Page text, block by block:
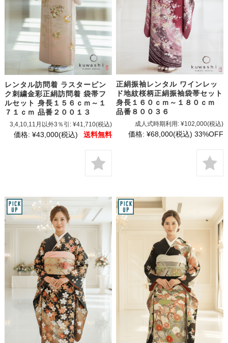
レンタル訪問着 ラスターピン
ク刺繍金彩正絹訪問着 袋帯フ
ルセット 身長１５６ｃｍ～１
７１ｃｍ 品番２００１３
3,4,10,11月以外3％引: ¥41,710(税込)
価格: ¥43,000(税込) 送料無料
正絹振袖レンタル ワインレッ
ド地紋桜柄正絹振袖袋帯セット
身長１６０ｃｍ～１８０ｃｍ
品番８００３６
成人式時期利用: ¥102,000(税込)
価格: ¥68,000(税込) 33%OFF